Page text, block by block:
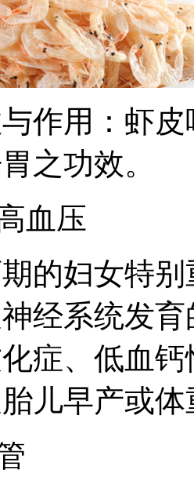
作用：虾
之功效。
血压
的妇女特
经系统发
症、低血
儿早产或